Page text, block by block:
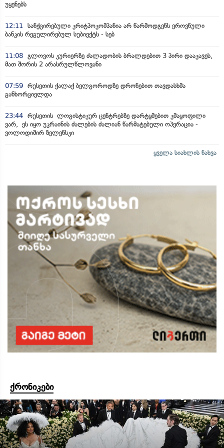
უყენებს
12:11 სანქცირებული კრიტპოკომპანია არ წარმოდგენს ეროვნული
ბანკის რეგულირებულ სუბიექტს - სებ
11:08 გლოვოს კურიერზე ძალადობის ბრალდებით 3 პირი დააკავეს,
მათ შორის 2 არასრულწლოვანი
07:59 რუსეთის ქალაქ ბელგოროდზე დრონებით თავდასხმა
განხორციელდა
23:44 რუსეთის ლოგისტიკურ ცენტრებზე დარტყმებით კმაყოფილი
ვარ, ეს იყო უკრაინის ძალების ძალიან წარმატებული ოპერაცია -
ვოლოდიმირ ზელენსკი
ყველა სიახლის ნახვა
ქრონიკები